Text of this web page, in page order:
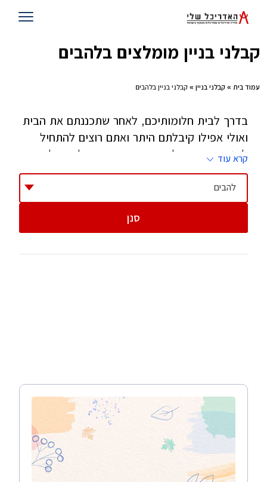
קבלני בניין מומלצים בלהבים
עמוד בית » קבלני בניין » קבלני בניין בלהבים
בדרך לבית חלומותיכם, לאחר שתכננתם את הבית
ואולי אפילו קיבלתם היתר ואתם רוצים להתחיל
לבנות - זהו השלב שאתם צריכים קבלן. קבלן הוא
אחד הגורמים הקריטיים בהצלחת הפרוייקט וחשוב
מאוד לבחור בזהירות, בסבלנות ובחוכמה.
קרא עוד
להבים
סנן